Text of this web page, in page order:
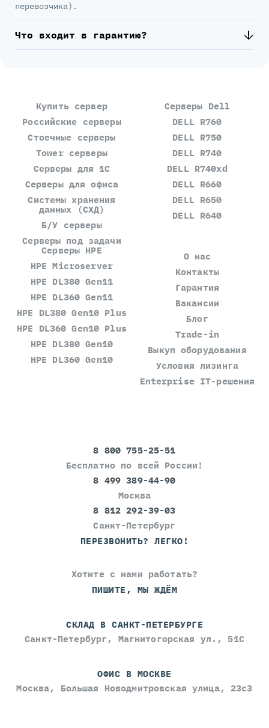
перевозчика).
Что входит в гарантию?
Купить сервер
Российские серверы
Стоечные серверы
Tower серверы
Серверы для 1С
Серверы для офиса
Системы хранения
данных (СХД)
Б/У серверы
Серверы под задачи
Серверы Dell
DELL R760
DELL R750
DELL R740
DELL R740xd
DELL R660
DELL R650
DELL R640
Серверы HPE
HPE Microserver
HPE DL380 Gen11
HPE DL360 Gen11
HPE DL380 Gen10 Plus
HPE DL360 Gen10 Plus
HPE DL380 Gen10
HPE DL360 Gen10
О нас
Контакты
Гарантия
Вакансии
Блог
Trade-in
Выкуп оборудования
Условия лизинга
Enterprise IT-решения
8 800 755-25-51
Бесплатно по всей России!
8 499 389-44-90
Москва
8 812 292-39-03
Санкт-Петербург
ПЕРЕЗВОНИТЬ? ЛЕГКО!
Хотите с нами работать?
ПИШИТЕ, МЫ ЖДЁМ
СКЛАД В САНКТ-ПЕТЕРБУРГЕ
Санкт-Петербург, Магнитогорская ул., 51С
ОФИС В МОСКВЕ
Москва, Большая Новодмитровская улица, 23с3